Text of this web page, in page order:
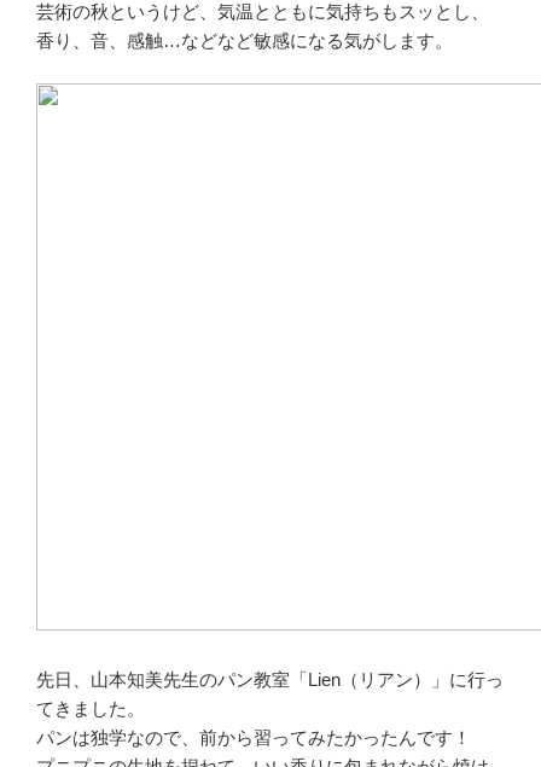
芸術の秋というけど、気温とともに気持ちもスッとし、
香り、音、感触…などなど敏感になる気がします。
先日、山本知美先生のパン教室「Lien（リアン）」に行っ
てきました。
パンは独学なので、前から習ってみたかったんです！